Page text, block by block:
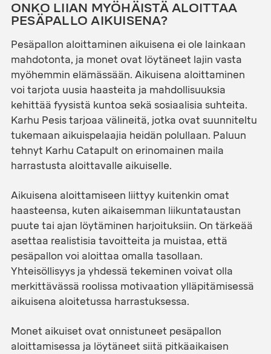
ONKO LIIAN MYÖHÄISTÄ ALOITTAA
PESÄPALLO AIKUISENA?
Pesäpallon aloittaminen aikuisena ei ole lainkaan
mahdotonta, ja monet ovat löytäneet lajin vasta
myöhemmin elämässään. Aikuisena aloittaminen
voi tarjota uusia haasteita ja mahdollisuuksia
kehittää fyysistä kuntoa sekä sosiaalisia suhteita.
Karhu Pesis tarjoaa välineitä, jotka ovat suunniteltu
tukemaan aikuispelaajia heidän polullaan. Paluun
tehnyt Karhu Catapult on erinomainen maila
harrastusta aloittavalle aikuiselle.
Aikuisena aloittamiseen liittyy kuitenkin omat
haasteensa, kuten aikaisemman liikuntataustan
puute tai ajan löytäminen harjoituksiin. On tärkeää
asettaa realistisia tavoitteita ja muistaa, että
pesäpallon voi aloittaa omalla tasollaan.
Yhteisöllisyys ja yhdessä tekeminen voivat olla
merkittävässä roolissa motivaation ylläpitämisessä
aikuisena aloitetussa harrastuksessa.
Monet aikuiset ovat onnistuneet pesäpallon
aloittamisessa ja löytäneet siitä pitkäaikaisen